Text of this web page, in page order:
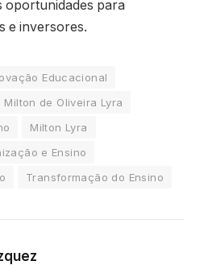
para
e inversores.
Educacional
Milton de Oliveira Lyra
Milton Lyra
e Ensino
Transformação do Ensino